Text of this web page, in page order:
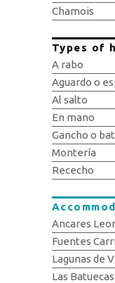
Chamois
Types of
A rabo
Aguardo o
Al salto
En mano
Gancho o
Montería
Rececho
Ancares
Fuentes
Lagunas de
Las Batuecas